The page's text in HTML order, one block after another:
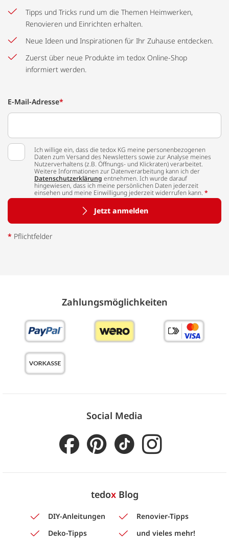
Tipps und Tricks rund um die Themen Heimwerken,
Renovieren und Einrichten erhalten.
Neue Ideen und Inspirationen für Ihr Zuhause entdecken.
Zuerst über neue Produkte im tedox Online-Shop
informiert werden.
E-Mail-Adresse*
Ich willige ein, dass die tedox KG meine personenbezogenen
Daten zum Versand des Newsletters sowie zur Analyse meines
Nutzerverhaltens (z.B. Öffnungs- und Klickraten) verarbeitet.
Weitere Informationen zur Datenverarbeitung kann ich der
Datenschutzerklärung entnehmen. Ich wurde darauf
hingewiesen, dass ich meine persönlichen Daten jederzeit
einsehen und meine Einwilligung jederzeit widerrufen kann. *
Jetzt anmelden
* Pflichtfelder
Zahlungs­möglich­keiten
Social Media
tedoxBlog
DIY-Anleitungen
Renovier-Tipps
Deko-Tipps
und vieles mehr!